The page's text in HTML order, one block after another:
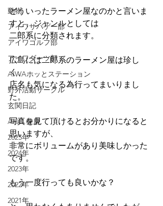
動物
アイワサバゲー部
アイワゴルフ部
アイワダーツ部
AIWAホッとステーション
野外活動サークル
玄関日記
AHO 健康
2025年
2024年
2023年
2022年
2021年
どういったラーメン屋なのかと言いま
すと、ジャンルとしては
二郎系に分類されます。
広島には二郎系のラーメン屋は珍し
く、
店名も気になる為行ってまいりまし
た。
写真を見て頂けるとお分かりになると
思いますが、
非常にボリュームがあり美味しかった
です。
もう一度行っても良いかな？